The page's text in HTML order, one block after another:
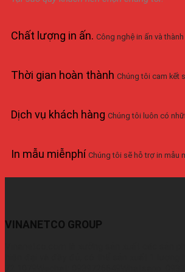
Chất lượng in ấn. Công nghệ in ấn và
Thời gian hoàn thành Chúng tôi cam kết
Dịch vụ khách hàng Chúng tôi luôn có
In mẫu miễnphí Chúng tôi sẽ hỗ trợ in mẫu
VINANETCO GROUP